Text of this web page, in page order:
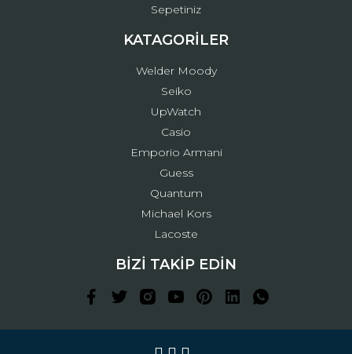
Sepetiniz
KATAGORİLER
Welder Moody
Seiko
UpWatch
Casio
Emporio Armani
Guess
Quantum
Michael Kors
Lacoste
BİZİ TAKİP EDİN